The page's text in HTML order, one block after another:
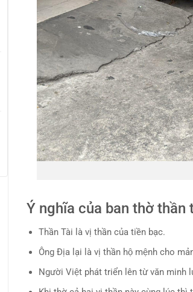
Ý nghĩa của ban thờ thần
Thần Tài là vị thần của tiền bạc.
Ông Địa lại là vị thần hộ mệnh cho
Người Việt phát triển lên từ văn minh